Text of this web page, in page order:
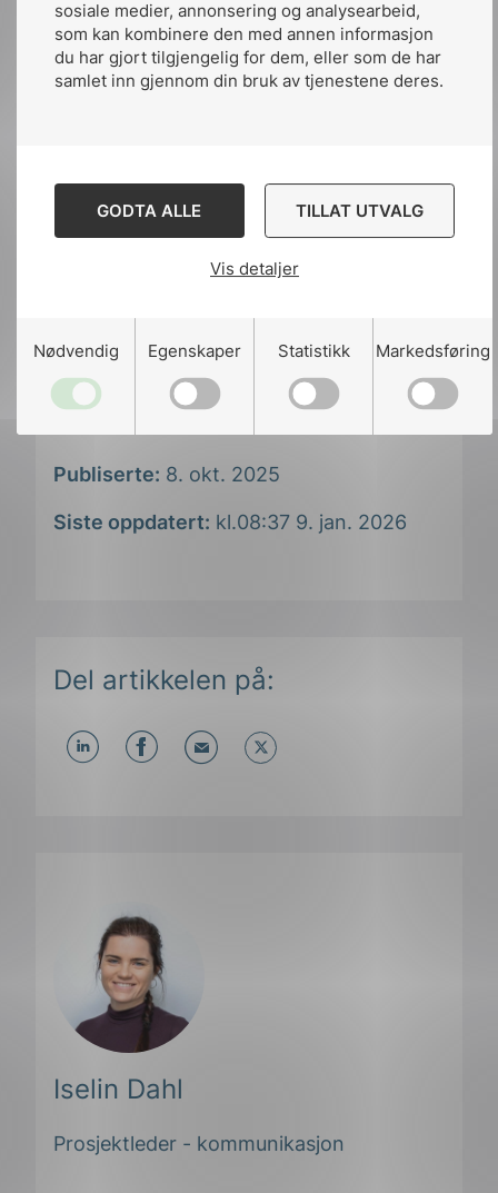
sosiale medier, annonsering og analysearbeid,
som kan kombinere den med annen informasjon
du har gjort tilgjengelig for dem, eller som de har
samlet inn gjennom din bruk av tjenestene deres.
GODTA ALLE TILLAT UTVALG
Vis detaljer
Nødvendig Egenskaper Statistikk Markedsføring
med Bente
Publiserte: 8. okt. 2025
Siste oppdatert: kl.08:37 9. jan. 2026
Del artikkelen på:
Iselin Dahl
Prosjektleder - kommunikasjon